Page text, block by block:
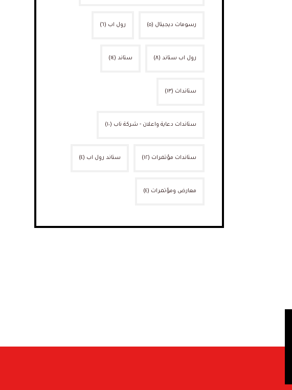
رسومات ديجيتال (٥) رول اب (٦)
رول اب ستاند(٨) ستاند(١٤)
ستاندات (١٣)
ستاندات دعاية واعلان - شركة ناب (١٠)
ستاندات مؤتمرات (١٢) ستاند رول اب (٤)
معارض ومؤتمرات (٤)